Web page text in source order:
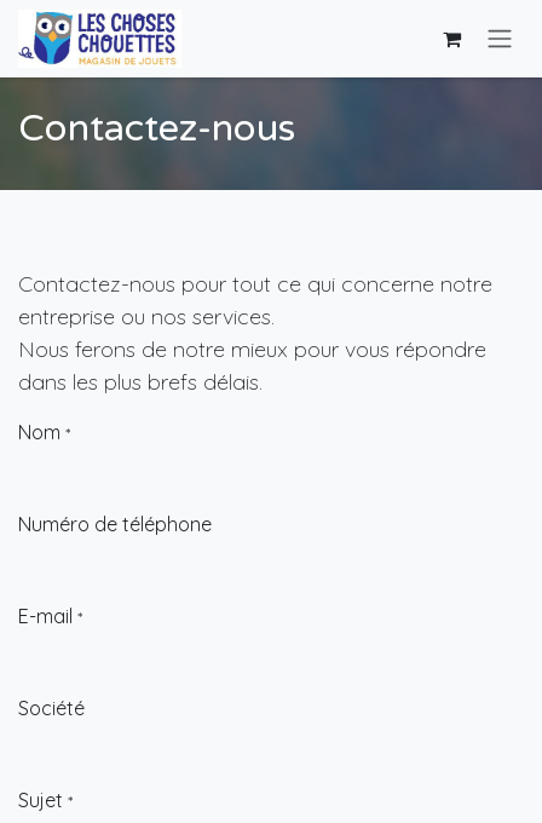
Se rendre au contenu
Contactez-nous
Contactez-nous pour tout ce qui concerne notre
entreprise ou nos services.
Nous ferons de notre mieux pour vous répondre
dans les plus brefs délais.
Nom *
Numéro de téléphone
E-mail *
Société
Sujet *